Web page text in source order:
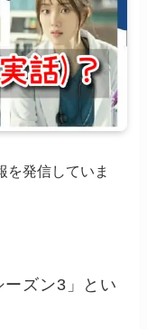
を発信していま
ーズン3」とい